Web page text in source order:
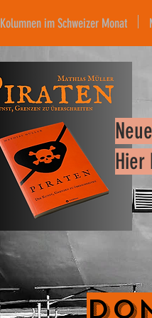
Kolumnen im Schweizer Monat